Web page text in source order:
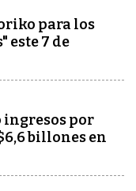
para los
este 7 de
ingresos por
billones en